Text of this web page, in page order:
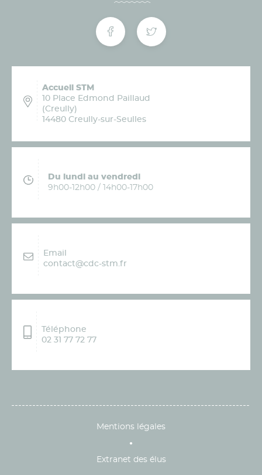
Accueil STM
10 Place Edmond Paillaud
(Creully)
14480 Creully-sur-Seulles
Du lundi au vendredi
9h00-12h00 / 14h00-17h00
Email
contact@cdc-stm.fr
Téléphone
02 31 77 72 77
Mentions légales
Extranet des élus